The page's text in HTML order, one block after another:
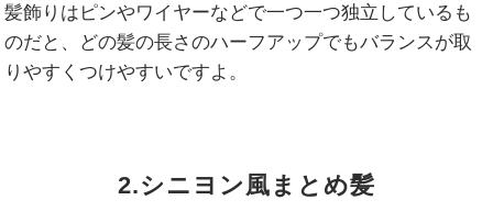
髪飾りはピンやワイヤーなどで一つ一つ独立しているも
のだと、どの髪の長さのハーフアップでもバランスが取
りやすくつけやすいですよ。
2.シニヨン風まとめ髪